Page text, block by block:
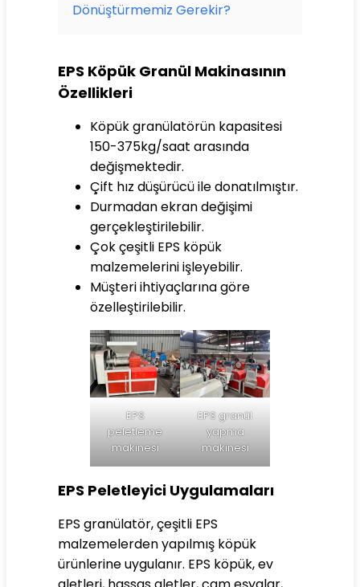
Dönüştürmemiz Gerekir?
EPS Köpük Granül Makinasının
Özellikleri
Köpük granülatörün kapasitesi
150-375kg/saat arasında
değişmektedir.
Çift hız düşürücü ile donatılmıştır.
Durmadan ekran değişimi
gerçekleştirilebilir.
Çok çeşitli EPS köpük
malzemelerini işleyebilir.
Müşteri ihtiyaçlarına göre
özelleştirilebilir.
EPS
peletleme
makinesi
EPS granül
yapma
makinesi
EPS Peletleyici Uygulamaları
EPS granülatör, çeşitli EPS
malzemelerden yapılmış köpük
ürünlerine uygulanır. EPS köpük, ev